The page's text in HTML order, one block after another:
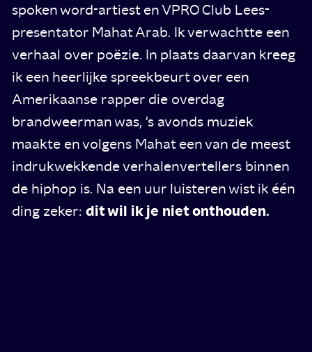
spoken word-artiest en VPRO Club Lees-
presentator Mahat Arab. Ik verwachtte een
verhaal over poëzie. In plaats daarvan kreeg
ik een heerlijke spreekbeurt over een
Amerikaanse rapper die overdag
brandweerman was, 's avonds muziek
maakte en volgens Mahat een van de meest
indrukwekkende verhalenvertellers binnen
de hiphop is. Na een uur luisteren wist ik één
ding zeker: dit wil ik je niet onthouden.